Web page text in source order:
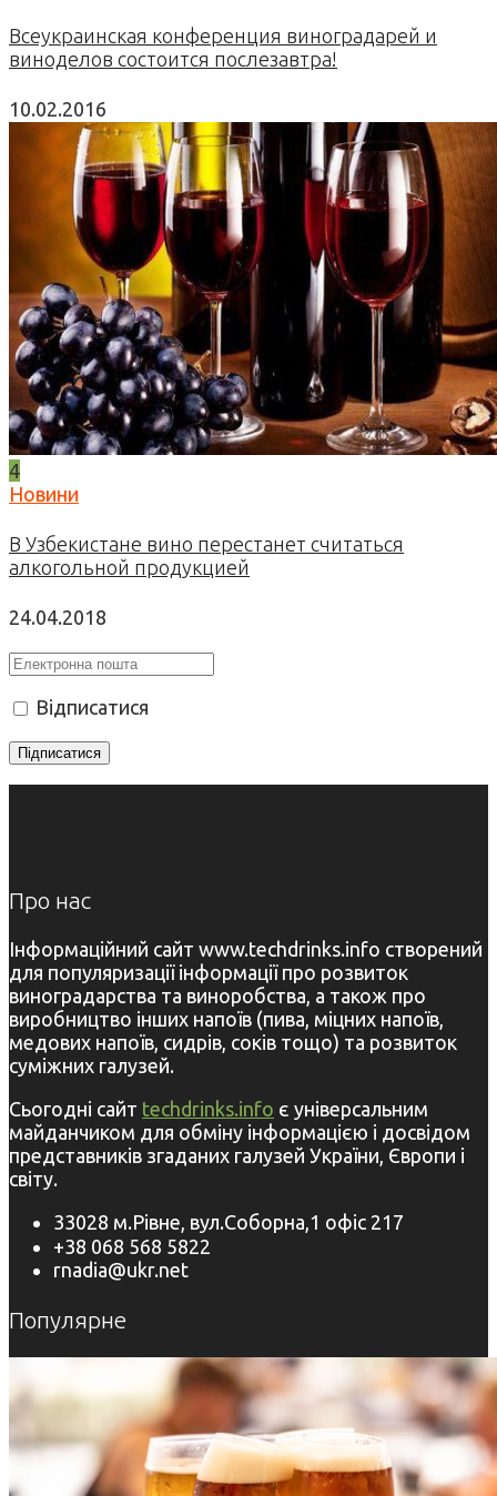
Всеукраинская конференция виноградарей и
виноделов состоится послезавтра!
10.02.2016
4
Новини
В Узбекистане вино перестанет считаться
алкогольной продукцией
24.04.2018
Відписатися
Про нас
Інформаційний сайт www.techdrinks.info створений
для популяризації інформації про розвиток
виноградарства та виноробства, а також про
виробництво інших напоїв (пива, міцних напоїв,
медових напоїв, сидрів, соків тощо) та розвиток
суміжних галузей.
Сьогодні сайт techdrinks.info є універсальним
майданчиком для обміну інформацією і досвідом
представників згаданих галузей України, Європи і
світу.
33028 м.Рівне, вул.Соборна,1 офіс 217
+38 068 568 5822
rnadia@ukr.net
Популярне